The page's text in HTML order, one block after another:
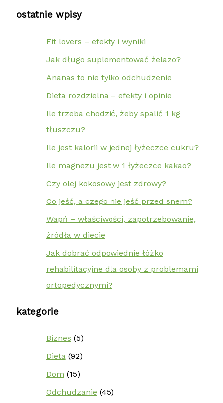
ostatnie wpisy
Fit lovers – efekty i wyniki
Jak długo suplementować żelazo?
Ananas to nie tylko odchudzenie
Dieta rozdzielna – efekty i opinie
Ile trzeba chodzić, żeby spalić 1 kg
tłuszczu?
Ile jest kalorii w jednej łyżeczce cukru?
Ile magnezu jest w 1 łyżeczce kakao?
Czy olej kokosowy jest zdrowy?
Co jeść, a czego nie jeść przed snem?
Wapń – właściwości, zapotrzebowanie,
źródła w diecie
Jak dobrać odpowiednie łóżko
rehabilitacyjne dla osoby z problemami
ortopedycznymi?
kategorie
Biznes (5)
Dieta(92)
Dom (15)
Odchudzanie (45)